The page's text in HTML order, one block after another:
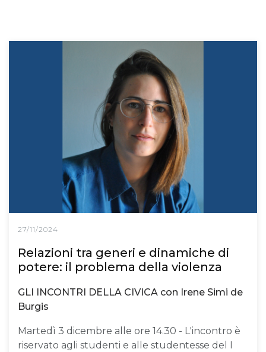
27/11/2024
Relazioni tra generi e dinamiche di
potere: il problema della violenza
GLI INCONTRI DELLA CIVICA con Irene Simi de
Burgis
Martedì 3 dicembre alle ore 14.30 - L'incontro è
riservato agli studenti e alle studentesse del I